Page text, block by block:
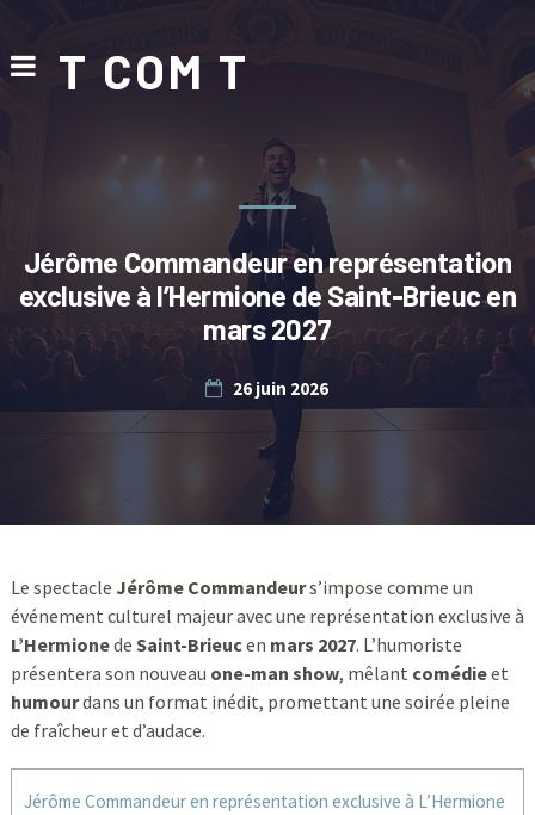
T COM T
Jérôme Commandeur en représentation
exclusive à l’Hermione de Saint-Brieuc en
mars 2027
26 juin 2026
Le spectacle Jérôme Commandeurs’impose comme un
événement culturel majeur avec une représentation exclusive à
L’Hermionede Saint-Brieucen mars 2027. L’humoriste
présentera son nouveau one-man show, mêlant comédieet
humourdans un format inédit, promettant une soirée pleine
de fraîcheur et d’audace.
Jérôme Commandeur en représentation exclusive à L’Hermione